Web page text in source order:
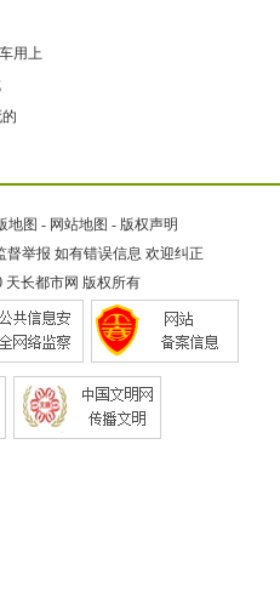
用上
地图 - 网站地图 - 版权声明
举报 如有错误信息 欢迎纠正
天长都市网 版权所有